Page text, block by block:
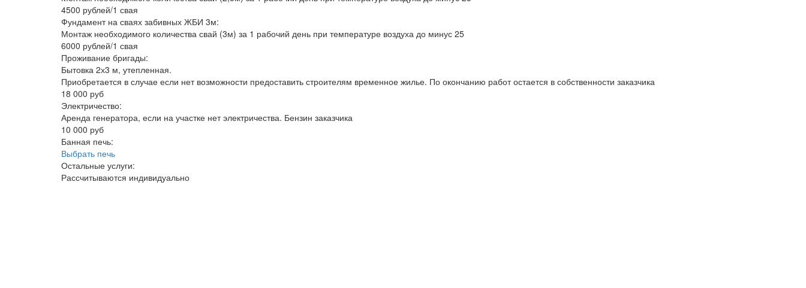
4500 рублей/1 свая
Фундамент на сваях забивных ЖБИ 3м:
Монтаж необходимого количества свай (3м) за 1 рабочий день при температуре воздуха до минус 25
6000 рублей/1 свая
Проживание бригады:
Бытовка 2х3 м, утепленная.
Приобретается в случае если нет возможности предоставить строителям временное жилье. По окончанию работ остается в собственности заказчика
18 000 руб
Электричество:
Аренда генератора, если на участке нет электричества. Бензин заказчика
10 000 руб
Банная печь:
Выбрать печь
Остальные услуги:
Рассчитываются индивидуально